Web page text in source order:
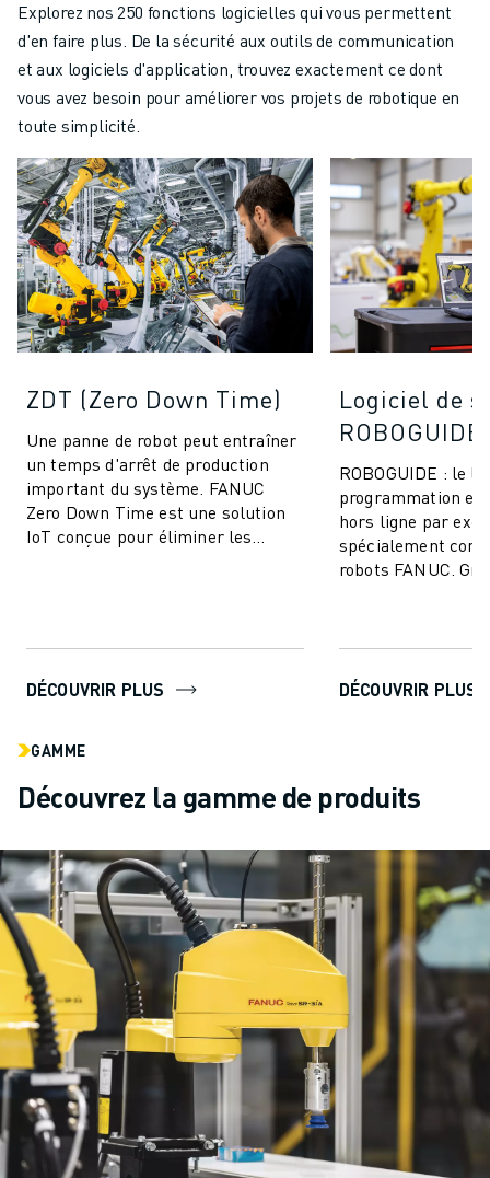
Explorez nos 250 fonctions logicielles qui vous permettent
d'en faire plus. De la sécurité aux outils de communication
et aux logiciels d'application, trouvez exactement ce dont
vous avez besoin pour améliorer vos projets de robotique en
toute simplicité.
ZDT (Zero Down Time)
Une panne de robot peut entraîner
un temps d'arrêt de production
important du système. FANUC
Zero Down Time est une solution
IoT conçue pour éliminer les
DÉCOUVRIR PLUS
Logiciel de
ROBOGUIDE
ROBOGUIDE : le
programmation et
hors ligne par
spécialement
robots FANUC.
DÉCOUVRIR PLUS
GAMME
Découvrez la gamme de produits